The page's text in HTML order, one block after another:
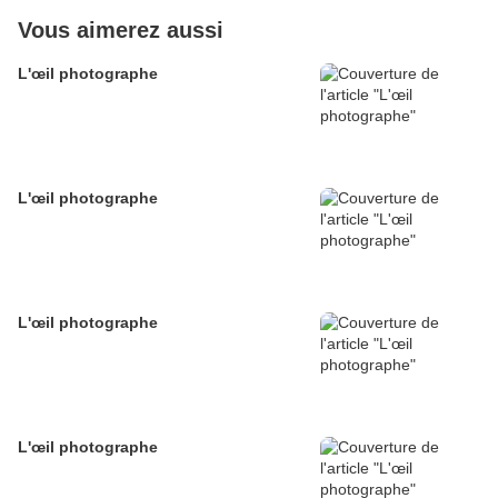
Vous aimerez aussi
L'œil photographe
L'œil photographe
L'œil photographe
L'œil photographe